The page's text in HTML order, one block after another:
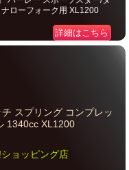
ローフォーク用 XL1200
詳細はこちら
スプリング コンプレッ
1340cc XL1200
ョッピング店